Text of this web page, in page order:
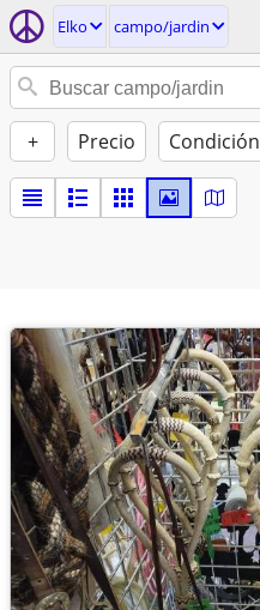
Elko campo/jardin
+ Precio Condición